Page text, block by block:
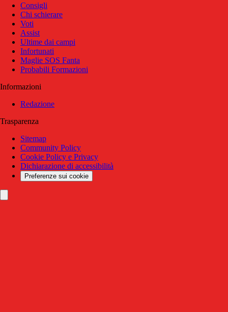
Consigli
Chi schierare
Voti
Assist
Ultime dai campi
Infortunati
Maglie SOS Fanta
Probabili Formazioni
Informazioni
Redazione
Trasparenza
Sitemap
Community Policy
Cookie Policy e Privacy
Dichiarazione di accessibilità
Preferenze sui cookie